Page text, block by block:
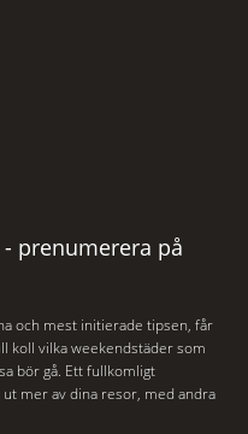
prenumerera på
och mest initierade tipsen, får
koll vilka weekendstäder som
bör gå. Ett fullkomligt
mer av dina resor, med andra